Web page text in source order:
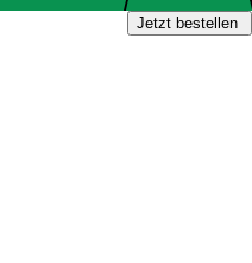
Jetzt bestellen